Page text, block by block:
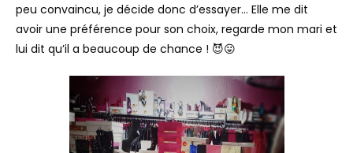
peu convaincu, je décide donc d’essayer… Elle me dit
avoir une préférence pour son choix, regarde mon mari et
lui dit qu’il a beaucoup de chance ! 😈😛